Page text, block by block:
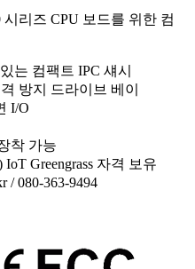
시리즈 CPU 보드를 위한 컴
는 컴팩트 IPC 섀시
방지 드라이브 베이
I/O
착 가능
IoT Greengrass 자격 보유
/ 080-363-9494